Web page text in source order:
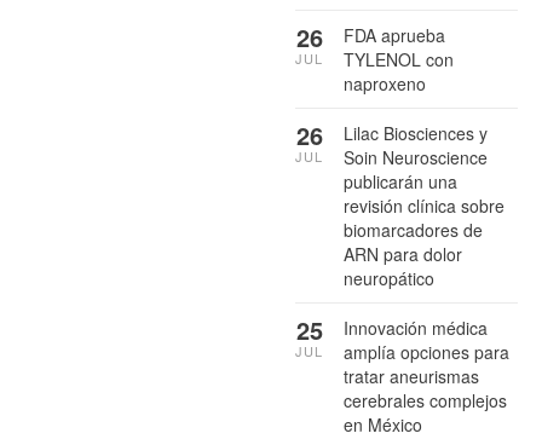
FDA aprueba
TYLENOL con
naproxeno
26
JUL
Lilac Biosciences y
Soin Neuroscience
publicarán una
revisión clínica sobre
biomarcadores de
ARN para dolor
neuropático
26
JUL
Innovación médica
amplía opciones para
tratar aneurismas
cerebrales complejos
en México
25
JUL